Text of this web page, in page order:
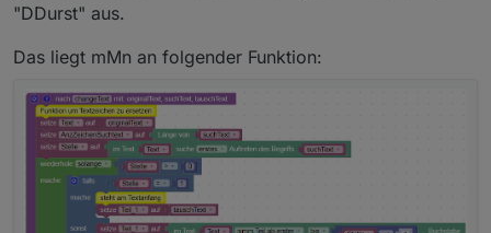
"DDurst" aus.
Das liegt mMn an folgender Funktion: